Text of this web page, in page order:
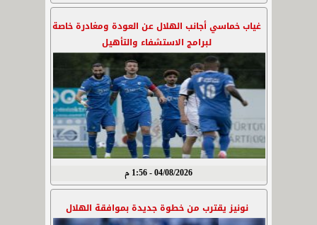
غياب خماسي أجانب الهلال عن العودة ومغادرة خاصة
لبرامج الاستشفاء والتأهيل
04/08/2026 - 1:56 م
نونيز يقترب من خطوة جديدة بموافقة الهلال